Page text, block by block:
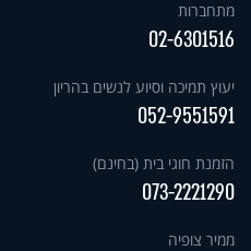
מתחברות
02-6301516
יעוץ תמיכה וסיוע לנשים בהריון
052-9551591
הזמנת חוגי בית (בחינם)
073-2221290
ממיר צופיה